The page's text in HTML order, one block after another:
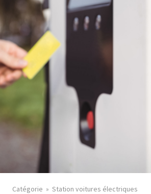
Catégorie Station voitures électriques